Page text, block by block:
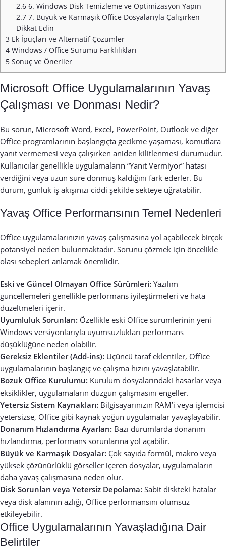
2.6 6. Windows Disk Temizleme ve Optimizasyon Yapın
2.7 7. Büyük ve Karmaşık Office Dosyalarıyla Çalışırken
Dikkat Edin
3 Ek İpuçları ve Alternatif Çözümler
4 Windows / Office Sürümü Farklılıkları
5 Sonuç ve Öneriler
Microsoft Office Uygulamalarının Yavaş
Çalışması ve Donması Nedir?
Bu sorun, Microsoft Word, Excel, PowerPoint, Outlook ve diğer
Office programlarının başlangıçta gecikme yaşaması, komutlara
yanıt vermemesi veya çalışırken aniden kilitlenmesi durumudur.
Kullanıcılar genellikle uygulamaların “Yanıt Vermiyor” hatası
verdiğini veya uzun süre donmuş kaldığını fark ederler. Bu
durum, günlük iş akışınızı ciddi şekilde sekteye uğratabilir.
Yavaş Office Performansının Temel Nedenleri
Office uygulamalarınızın yavaş çalışmasına yol açabilecek birçok
potansiyel neden bulunmaktadır. Sorunu çözmek için öncelikle
olası sebepleri anlamak önemlidir.
Eski ve Güncel Olmayan Office Sürümleri: Yazılım
güncellemeleri genellikle performans iyileştirmeleri ve hata
düzeltmeleri içerir.
Uyumluluk Sorunları: Özellikle eski Office sürümlerinin yeni
Windows versiyonlarıyla uyumsuzlukları performans
düşüklüğüne neden olabilir.
Gereksiz Eklentiler (Add-ins): Üçüncü taraf eklentiler, Office
uygulamalarının başlangıç ve çalışma hızını yavaşlatabilir.
Bozuk Office Kurulumu: Kurulum dosyalarındaki hasarlar veya
eksiklikler, uygulamaların düzgün çalışmasını engeller.
Yetersiz Sistem Kaynakları: Bilgisayarınızın RAM’i veya işlemcisi
yetersizse, Office gibi kaynak yoğun uygulamalar yavaşlayabilir.
Donanım Hızlandırma Ayarları: Bazı durumlarda donanım
hızlandırma, performans sorunlarına yol açabilir.
Büyük ve Karmaşık Dosyalar: Çok sayıda formül, makro veya
yüksek çözünürlüklü görseller içeren dosyalar, uygulamaların
daha yavaş çalışmasına neden olur.
Disk Sorunları veya Yetersiz Depolama: Sabit diskteki hatalar
veya disk alanının azlığı, Office performansını olumsuz
etkileyebilir.
Office Uygulamalarının Yavaşladığına Dair
Belirtiler